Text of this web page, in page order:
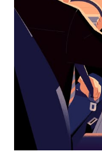
el
botón
escape
el
calendario.